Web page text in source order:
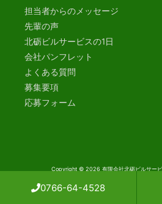
0766-64-4528
担当者からのメッセージ
先輩の声
北砺ビルサービスの1日
会社パンフレット
よくある質問
募集要項
応募フォーム
Copyright © 2026 有限会社北砺ビルサー